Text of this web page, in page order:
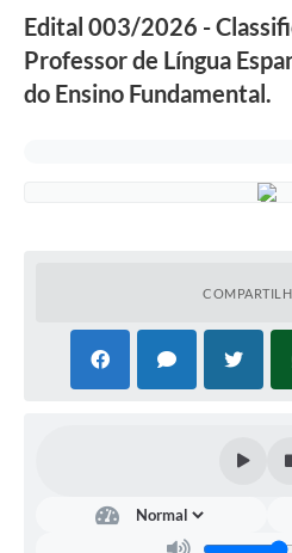
Edital 003/2026 -
Professor de Língua
do Ensino Fundamental.